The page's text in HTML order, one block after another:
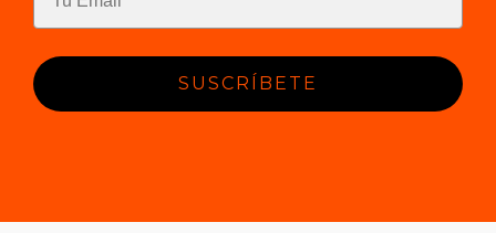
SUSCRÍBETE